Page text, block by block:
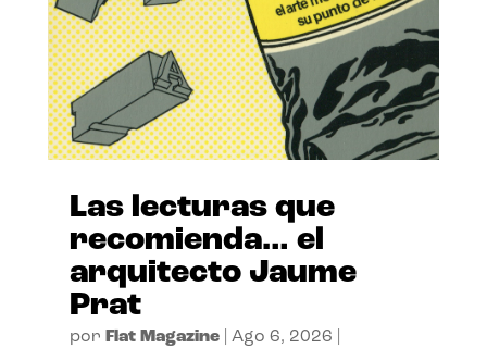
Las lecturas que
recomienda… el
arquitecto Jaume
Prat
por Flat Magazine| Ago 6, 2026